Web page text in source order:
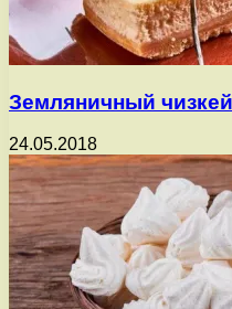
Земляничный
24.05.2018